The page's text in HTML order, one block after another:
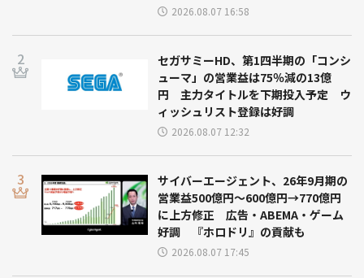
2026.08.07 16:58
セガサミーHD、第1四半期の「コンシ
ューマ」の営業益は75％減の13億
円 主力タイトルを下期投入予定 ウ
ィッシュリスト登録は好調
2026.08.07 12:32
サイバーエージェント、26年9月期の
営業益500億円～600億円→770億円
に上方修正 広告・ABEMA・ゲーム
好調 『ホロドリ』の貢献も
2026.08.07 17:45